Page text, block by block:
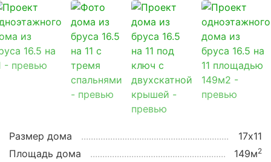
Размер дома
17х11
Площадь дома
149м2